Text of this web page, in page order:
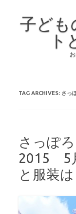
子ども
ト
TAG ARCHIVES: さっ
さっぽ
2015 5
と服装は